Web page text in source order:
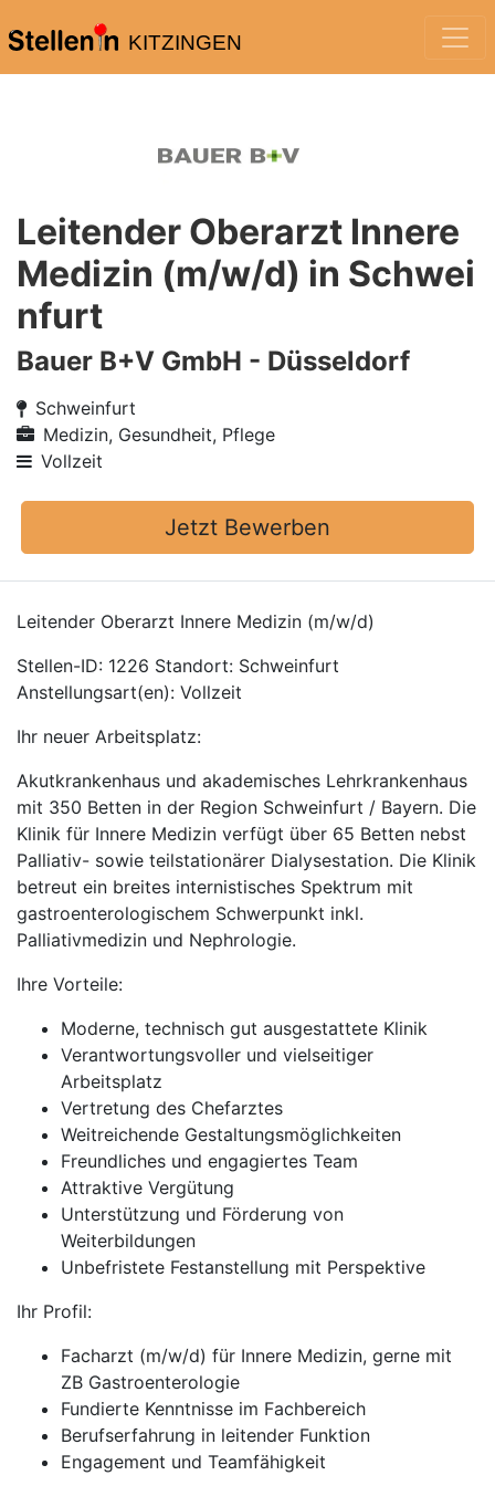
KITZINGEN
Leitender Oberarzt Innere
Medizin (m/w/d) in Schwei
nfurt
Bauer B+V GmbH - Düsseldorf
Schweinfurt
Medizin, Gesundheit, Pflege
Vollzeit
Jetzt Bewerben
Leitender Oberarzt Innere Medizin (m/w/d)
Stellen-ID: 1226 Standort: Schweinfurt
Anstellungsart(en): Vollzeit
Ihr neuer Arbeitsplatz:
Akutkrankenhaus und akademisches Lehrkrankenhaus
mit 350 Betten in der Region Schweinfurt / Bayern. Die
Klinik für Innere Medizin verfügt über 65 Betten nebst
Palliativ- sowie teilstationärer Dialysestation. Die Klinik
betreut ein breites internistisches Spektrum mit
gastroenterologischem Schwerpunkt inkl.
Palliativmedizin und Nephrologie.
Ihre Vorteile:
Moderne, technisch gut ausgestattete Klinik
Verantwortungsvoller und vielseitiger
Arbeitsplatz
Vertretung des Chefarztes
Weitreichende Gestaltungsmöglichkeiten
Freundliches und engagiertes Team
Attraktive Vergütung
Unterstützung und Förderung von
Weiterbildungen
Unbefristete Festanstellung mit Perspektive
Ihr Profil:
Facharzt (m/w/d) für Innere Medizin, gerne mit
ZB Gastroenterologie
Fundierte Kenntnisse im Fachbereich
Berufserfahrung in leitender Funktion
Engagement und Teamfähigkeit